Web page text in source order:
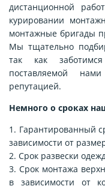
дистанционной
курировании
монтажные бригады
Мы тщательно
так как
поставляемой
репутацией.
Немного о сроках
1. Гарантированный
зависимости от
2. Срок развески
3. Срок монтажа
в зависимости от